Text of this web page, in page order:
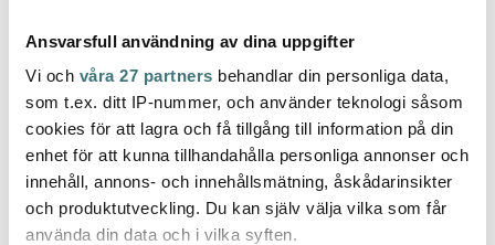
Ansvarsfull användning av dina uppgifter
Vi och våra 27 partners behandlar din personliga data,
som t.ex. ditt IP-nummer, och använder teknologi såsom
cookies för att lagra och få tillgång till information på din
enhet för att kunna tillhandahålla personliga annonser och
innehåll, annons- och innehållsmätning, åskådarinsikter
och produktutveckling. Du kan själv välja vilka som får
använda din data och i vilka syften.
Royal Copenhagen
Blue Fluted Plain fat
ovalt 23x15 cm
557 kr 929 kr
Royal Copenhagen
Blue Flutes Plain skål
2,4 L 27 cm
1649 kr